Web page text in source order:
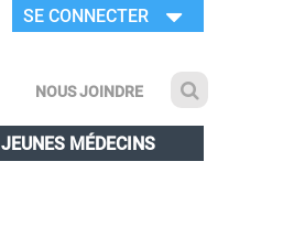
SE CONNECTER
NOUS JOINDRE
JEUNES MÉDECINS